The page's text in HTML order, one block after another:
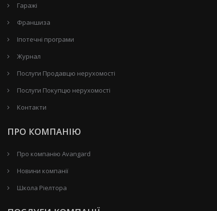
Гаражі
Франшиза
Іпотечні програми
Журнал
Послуги Продавцю нерухомості
Послуги Покупцю нерухомості
Контакти
ПРО КОМПАНІЮ
Про компанію Avangard
Новини компанії
Школа Ріелтора